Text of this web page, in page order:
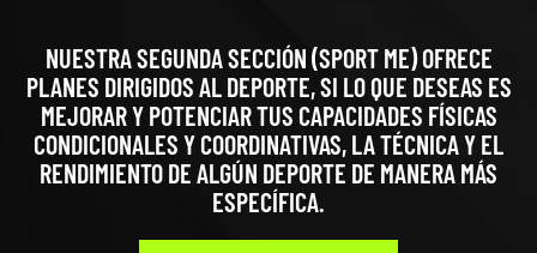
NUESTRA SEGUNDA SECCIÓN (SPORT ME) OFRECE
PLANES DIRIGIDOS AL DEPORTE, SI LO QUE DESEAS ES
MEJORAR Y POTENCIAR TUS CAPACIDADES FÍSICAS
CONDICIONALES Y COORDINATIVAS, LA TÉCNICA Y EL
RENDIMIENTO DE ALGÚN DEPORTE DE MANERA MÁS
ESPECÍFICA.